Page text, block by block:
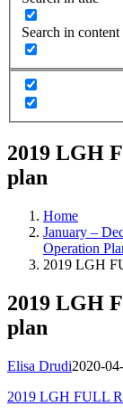
Search in content
2019 LGH
plan
Home
January –
Operation
2019 LGH
2019 LGH
plan
Elisa Drudi2020-
2019 LGH FULL